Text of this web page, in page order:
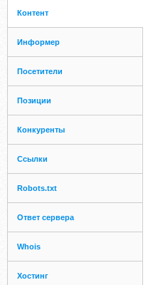
Контент
Информер
Посетители
Позиции
Конкуренты
Ссылки
Robots.txt
Ответ сервера
Whois
Хостинг